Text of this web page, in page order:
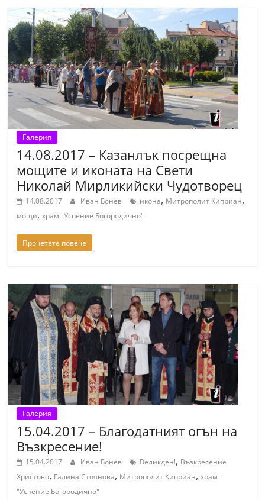
Галерия
14.08.2017 – Казанлък посрещна
мощите и иконата на Свети
Николай Мирликийски Чудотворец
14.08.2017 Иван Бонев икона, Митрополит Киприан,
мощи,храм "Успение Богородично"
Прочетете повече
Галерия
15.04.2017 – Благодатният огън на
Възкресение!
15.04.2017 Иван Бонев Великден!, Възкресение
Христово, Галина Стоянова, Митрополит Киприан,храм
"Успение Богородично"